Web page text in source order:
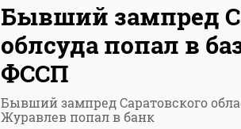
Бывший зампред
облсуда попал в
ФССП
Бывший зампред Саратовского
Журавлев попал в банк